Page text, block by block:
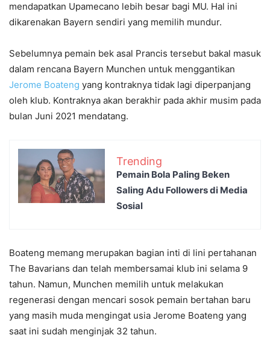
mendapatkan Upamecano lebih besar bagi MU. Hal ini
dikarenakan Bayern sendiri yang memilih mundur.
Sebelumnya pemain bek asal Prancis tersebut bakal masuk
dalam rencana Bayern Munchen untuk menggantikan
Jerome Boateng yang kontraknya tidak lagi diperpanjang
oleh klub. Kontraknya akan berakhir pada akhir musim pada
bulan Juni 2021 mendatang.
Trending
Pemain Bola Paling Beken
Saling Adu Followers di Media
Sosial
Boateng memang merupakan bagian inti di lini pertahanan
The Bavarians dan telah membersamai klub ini selama 9
tahun. Namun, Munchen memilih untuk melakukan
regenerasi dengan mencari sosok pemain bertahan baru
yang masih muda mengingat usia Jerome Boateng yang
saat ini sudah menginjak 32 tahun.